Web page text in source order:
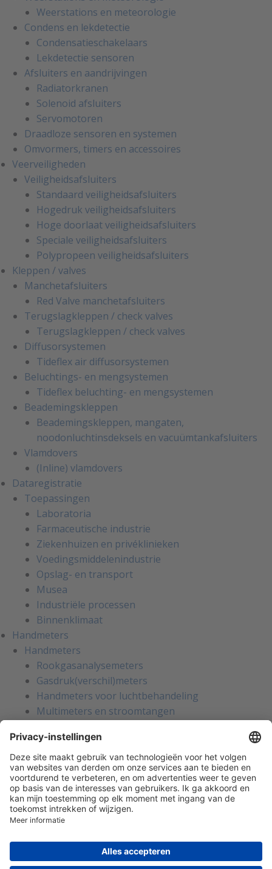
Weerstations en meteorologie
Condens en lekdetectie
Condensatieschakelaars
Lekdetectie sensoren
Afsluiters en aandrijvingen
Radiatorkranen
Solenoid afsluiters
Servomotoren
Draadloze sensoren en systemen
Omvormers, timers en accessoires
Veerveiligheden
Veiligheidsafsluiters
Standaard veiligheidsafsluiters
Hogedruk veiligheidsafsluiters
Hoge doorlaat veiligheidsafsluiters
Speciale veiligheidsafsluiters
Polypropeen veiligheidsafsluiters
Kleppen / valves
Manchetafsluiters
Red Valve manchetafsluiters
Terugslagkleppen / check valves
Terugslagkleppen / check valves
Diffusorsystemen
Tideflex air diffusorsystemen
Beluchtings- en mengsystemen
Tideflex beluchting- en mengsystemen
Beademingskleppen
Beademingskleppen, mangaten,
noodonluchtinsdeksels en vacuümtankafsluiters
Vlamdovers
(Inline) vlamdovers
Dataregistratie
Toepassingen
Laboratoria
Farmaceutische industrie
Ziekenhuizen en privéklinieken
Voedingsmiddelenindustrie
Opslag- en transport
Musea
Industriële processen
Binnenklimaat
Handmeters
Handmeters
Rookgasanalysemeters
Gasdruk(verschil)meters
Handmeters voor luchtbehandeling
Multimeters en stroomtangen
Apparatentesters voor NEN-3140
Handmeters voor koeltechniek
Inregelinstrumenten voor water
Gaslekzoekers
Persoonlijke bescherming
Warmtebeeldcamera's